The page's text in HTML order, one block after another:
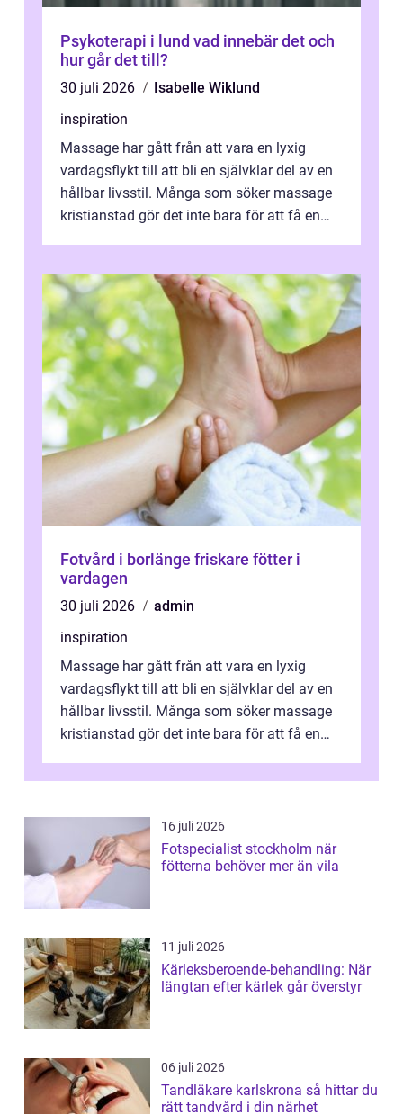
Psykoterapi i lund vad innebär det och
hur går det till?
30 juli 2026
Isabelle Wiklund
inspiration
Massage har gått från att vara en lyxig
vardagsflykt till att bli en självklar del av en
hållbar livsstil. Många som söker massage
kristianstad gör det inte bara för att få en
Fotvård i borlänge friskare fötter i
vardagen
30 juli 2026
admin
inspiration
Massage har gått från att vara en lyxig
vardagsflykt till att bli en självklar del av en
hållbar livsstil. Många som söker massage
kristianstad gör det inte bara för att få en
16 juli 2026
Fotspecialist stockholm när
fötterna behöver mer än vila
11 juli 2026
Kärleksberoende-behandling: När
längtan efter kärlek går överstyr
06 juli 2026
Tandläkare karlskrona så hittar du
rätt tandvård i din närhet